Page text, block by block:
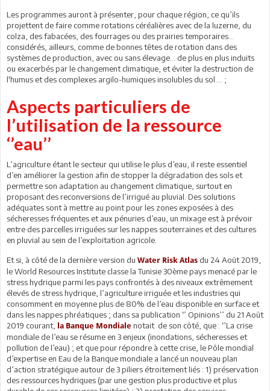
Les programmes auront à présenter, pour chaque région, ce qu’ils
projettent de faire comme rotations céréalières avec de la luzerne, du
colza, des fabacées, des fourrages ou des prairies temporaires…
considérés, ailleurs, comme de bonnes têtes de rotation dans des
systèmes de production, avec ou sans élevage… de plus en plus induits
ou exacerbés par le changement climatique, et éviter la destruction de
l'humus et des complexes argilo-humiques insolubles du sol…. ;
Aspects particuliers de
l’utilisation de la ressource
‘’eau’’
L’agriculture étant le secteur qui utilise le plus d’eau, il reste essentiel
d’en améliorer la gestion afin de stopper la dégradation des sols et
permettre son adaptation au changement climatique, surtout en
proposant des reconversions de l’irrigué au pluvial. Des solutions
adéquates sont à mettre au point pour les zones exposées à des
sécheresses fréquentes et aux pénuries d’eau, un mixage est à prévoir
entre des parcelles irriguées sur les nappes souterraines et des cultures
en pluvial au sein de l’exploitation agricole.
Et si, à côté de la dernière version du Water Risk Atlas du 24 Août 2019,
le World Resources Institute classe la Tunisie 30ème pays menacé par le
stress hydrique parmi les pays confrontés à des niveaux extrêmement
élevés de stress hydrique, l’agriculture irriguée et les industries qui
consomment en moyenne plus de 80% de l’eau disponible en surface et
dans les nappes phréatiques ; dans sa publication ‘’ Opinions’’ du 21 Août
2019 courant,
la Banque Mondiale notait de son côté, que : ‘’La crise
mondiale de l’eau se résume en 3 enjeux (inondations, sécheresses et
pollution de l’eau) ; et que pour répondre à cette crise, le Pôle mondial
d’expertise en Eau de la Banque mondiale a lancé un nouveau plan
d’action stratégique autour de 3 piliers étroitement liés : 1) préservation
des ressources hydriques (par une gestion plus productive et plus